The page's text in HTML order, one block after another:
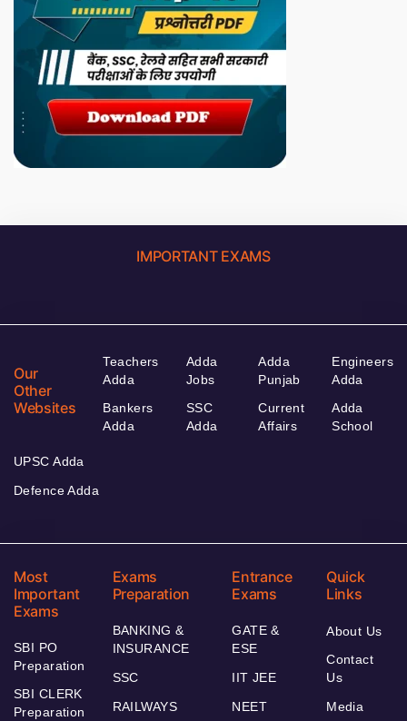
IMPORTANT EXAMS
Our
Other
Websites
Teachers
Adda
Bankers
Adda
Adda
Jobs
SSC
Adda
Adda
Punjab
Current
Affairs
Engineers
Adda
Adda
School
UPSC Adda
Defence Adda
Most
Important
Exams
SBI PO
Preparation
SBI CLERK
Preparation
Exams
Preparation
BANKING &
INSURANCE
SSC
RAILWAYS
Entrance
Exams
GATE &
ESE
IIT JEE
NEET
Quick
Links
About Us
Contact
Us
Media